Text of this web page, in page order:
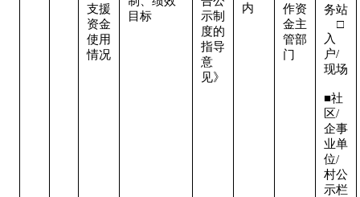
支援
资金
使用
情况
目标
示制
度的
指导
意
见》
内
作资
金主
管部
门
务站
□
入
户/
现场
■社
区/
企事
业单
位/
村公
示栏